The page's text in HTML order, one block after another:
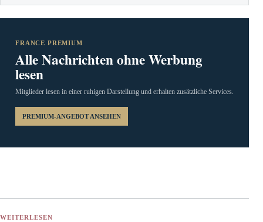
FRANCE PREMIUM
Alle Nachrichten ohne Werbung
lesen
Mitglieder lesen in einer ruhigen Darstellung und erhalten zusätzliche Services.
PREMIUM-ANGEBOT ANSEHEN
WEITERLESEN